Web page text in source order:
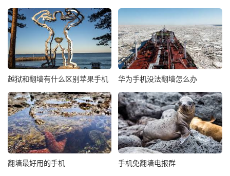
越狱和翻墙有什么区别苹果手机 华为手机没法翻墙怎么办
翻墙最好用的手机 手机免翻墙电报群